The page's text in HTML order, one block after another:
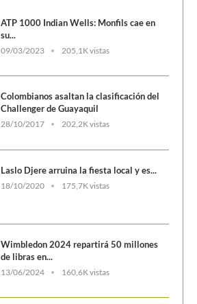
09/03/2023 205,1K vistas
Challenger de Guayaquil
28/10/2017 202,2K vistas
de libras en...
13/06/2024 160,6K vistas